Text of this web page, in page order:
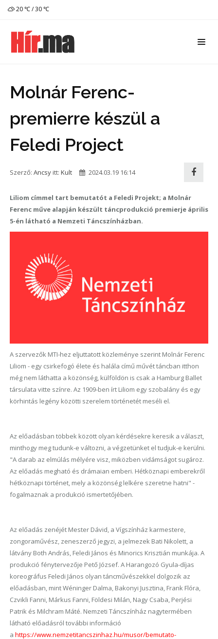
20 ℃ / 30 ℃
Molnár Ferenc-
premierre készül a
Feledi Project
Szerző: Ancsy itt: Kult 2024.03.19 16:14
Liliom címmel tart bemutatót a Feledi Projekt; a Molnár
Ferenc műve alapján készült táncprodukció premierje április
5-én látható a Nemzeti Táncszínházban.
A szervezők MTI-hez eljuttatott közleménye szerint Molnár Ferenc
Liliom - egy csirkefogó élete és halála című művét táncban itthon
még nem láthatta a közönség, külföldön is csak a Hamburg Ballet
társulata vitte színre. Az 1909-ben írt Liliom egy szobalány és egy
körhintás legény közötti szerelem történetét meséli el.
Az előadásban többek között olyan kérdésekre keresik a választ,
minthogy meg tudunk-e változni, a végzetünket el tudjuk-e kerülni.
"A darab az elmúlás mélyére visz, miközben vidámságot sugároz.
Az előadás megható és drámaian emberi. Hétköznapi emberekről
hétköznapi történet, mely a közönség lelkére szeretne hatni" -
fogalmaznak a produkció ismertetőjében.
Az előadás zenéjét Mester Dávid, a Vígszínház karmestere,
zongoraművész, zeneszerző jegyzi, a jelmezek Bati Nikolett, a
látvány Both András, Feledi János és Minorics Krisztián munkája. A
produkció fénytervezője Pető József. A Harangozó Gyula-díjas
koreográfus Feledi János olyan táncművészekkel dolgozik az
előadásban, mint Wéninger Dalma, Bakonyi Jusztina, Frank Flóra,
Czvikli Fanni, Márkus Fanni, Földesi Milán, Nagy Csaba, Perjési
Patrik és Milchram Máté. Nemzeti Táncszínház nagytermében
látható előadásról további információ
a https://www.nemzetitancszinhaz.hu/musor/bemutato-